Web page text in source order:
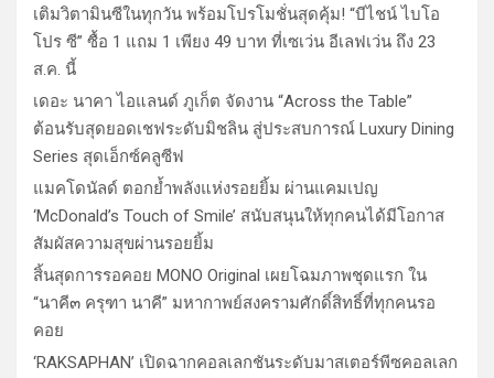
เติมวิตามินซีในทุกวัน พร้อมโปรโมชั่นสุดคุ้ม! “บีไชน์ ไบโอ
โปร ซี” ซื้อ 1 แถม 1 เพียง 49 บาท ที่เซเว่น อีเลฟเว่น ถึง 23
ส.ค. นี้
เดอะ นาคา ไอแลนด์ ภูเก็ต จัดงาน “Across the Table”
ต้อนรับสุดยอดเชฟระดับมิชลิน สู่ประสบการณ์ Luxury Dining
Series สุดเอ็กซ์คลูซีฟ
แมคโดนัลด์ ตอกย้ำพลังแห่งรอยยิ้ม ผ่านแคมเปญ
‘McDonald’s Touch of Smile’ สนับสนุนให้ทุกคนได้มีโอกาส
สัมผัสความสุขผ่านรอยยิ้ม
สิ้นสุดการรอคอย MONO Original เผยโฉมภาพชุดแรก ใน
“นาคี๓ ครุฑา นาคี” มหากาพย์สงครามศักดิ์สิทธิ์ที่ทุกคนรอ
คอย
‘RAKSAPHAN’ เปิดฉากคอลเลกชันระดับมาสเตอร์พีซคอลเลก